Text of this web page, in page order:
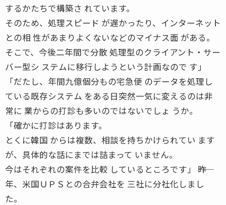
するかたちで構築さ れています。
そのため、処理スピード が遅かったり、インターネット
との相 性があまりよくないなどのマイナス面 がある。
そこで、今後二年間で分散 処理型のクライアント・サー
バー型シ ステムに移行しようという計画なので す」
「だたし、年間九億個分もの宅急便 のデータを処理し
ている既存システム をある日突然一気に変えるのは非
常に 業からの打診も多いのではないでしょ うか。
「確かに打診はあります。
とくに韓国 からは複数、相談を持ちかけられてい ます
が、具体的な話にまでは詰まって いません。
今はそれぞれの案件を比較 しているところです」 ――昨
年、米国ＵＰＳとの合弁会社を 三社に分社化しまし
た。